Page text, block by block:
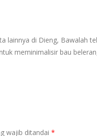
lainnya di Dieng, Bawalah
meminimalisir bau
wajib ditandai *